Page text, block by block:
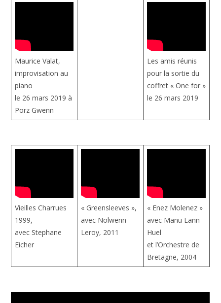
Maurice Valat,
improvisation au
piano
le 26 mars 2019 à
Porz Gwenn
Les amis réunis
pour la sortie du
coffret « One for »
le 26 mars 2019
Vieilles Charrues
1999,
avec Stephane
Eicher
« Greensleeves »,
avec Nolwenn
Leroy, 2011
« Enez Molenez »
avec Manu Lann
Huel
et l’Orchestre de
Bretagne, 2004